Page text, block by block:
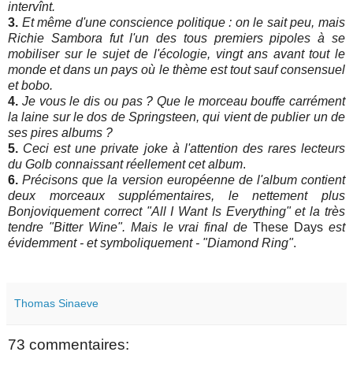
intervînt.
3. Et même d'une conscience politique : on le sait peu, mais
Richie Sambora fut l'un des tous premiers pipoles à se
mobiliser sur le sujet de l'écologie, vingt ans avant tout le
monde et dans un pays où le thème est tout sauf consensuel
et bobo.
4. Je vous le dis ou pas ? Que le morceau bouffe carrément
la laine sur le dos de Springsteen, qui vient de publier un de
ses pires albums ?
5. Ceci est une private joke à l'attention des rares lecteurs
du Golb connaissant réellement cet album.
6. Précisons que la version européenne de l'album contient
deux morceaux supplémentaires, le nettement plus
Bonjoviquement correct "All I Want Is Everything" et la très
tendre "Bitter Wine". Mais le vrai final de These Days est
évidemment - et symboliquement - "Diamond Ring".
Thomas Sinaeve
73 commentaires: